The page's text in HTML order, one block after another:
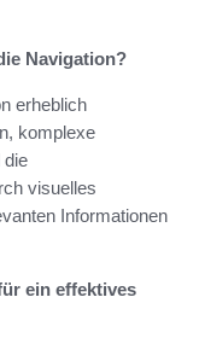
Navigation?
erheblich
komplexe
die
visuelles
Informationen
ein effektives